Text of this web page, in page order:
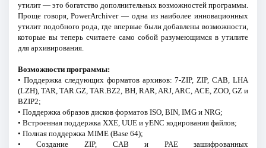
утилит — это богатство дополнительных возможностей программы.
Проще говоря, PowerArchiver — одна из наиболее инновационных
утилит подобного рода, где впервые были добавлены возможности,
которые вы теперь считаете само собой разумеющимся в утилите
для архивирования.
Возможности программы:
• Поддержка следующих форматов архивов: 7-ZIP, ZIP, CAB, LHA
(LZH), TAR, TAR.GZ, TAR.BZ2, BH, RAR, ARJ, ARC, ACE, ZOO, GZ и
BZIP2;
• Поддержка образов дисков форматов ISO, BIN, IMG и NRG;
• Встроенная поддержка XXE, UUE и yENC кодирования файлов;
• Полная поддержка MIME (Base 64);
• Создание ZIP, CAB и PAE зашифрованных